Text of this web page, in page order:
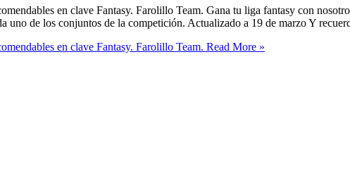
en clave Fantasy. Farolillo Team. Gana tu liga fantasy con
uno de los conjuntos de la competición. Actualizado a 19 de marzo Y
en clave Fantasy. Farolillo Team. Read More »